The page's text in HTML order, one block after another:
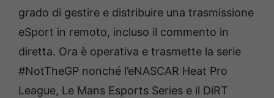
grado di gestire e distribuire una trasmissione
eSport in remoto, incluso il commento in
diretta. Ora è operativa e trasmette la serie
#NotTheGP nonché l’eNASCAR Heat Pro
League, Le Mans Esports Series e il DiRT